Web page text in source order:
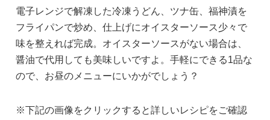
電子レンジで解凍した冷凍うどん、ツナ缶、福神漬を
フライパンで炒め、仕上げにオイスターソース少々で
味を整えれば完成。オイスターソースがない場合は、
醤油で代用しても美味しいですよ。手軽にできる1品な
ので、お昼のメニューにいかがでしょう？
※下記の画像をクリックすると詳しいレシピをご確認